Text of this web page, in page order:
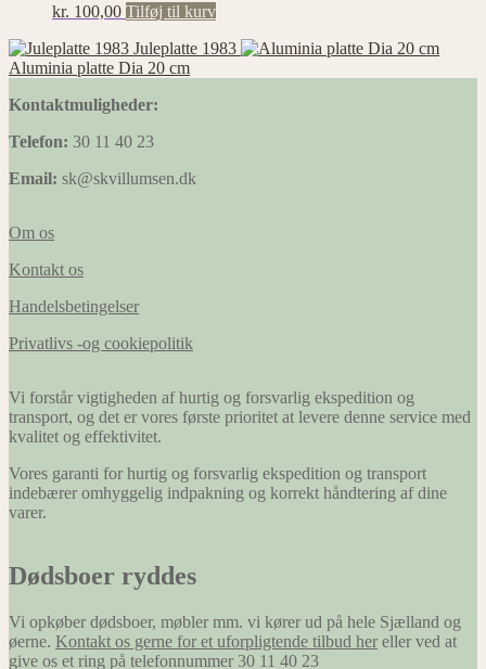
kr. 100,00 Tilføj til kurv
Juleplatte 1983
Aluminia platte Dia 20 cm
Kontaktmuligheder:
Telefon: 30 11 40 23
Email: sk@skvillumsen.dk
Om os
Kontakt os
Handelsbetingelser
Privatlivs -og cookiepolitik
Vi forstår vigtigheden af hurtig og forsvarlig ekspedition og
transport, og det er vores første prioritet at levere denne service med
kvalitet og effektivitet.
Vores garanti for hurtig og forsvarlig ekspedition og transport
indebærer omhyggelig indpakning og korrekt håndtering af dine
varer.
Dødsboer ryddes
Vi opkøber dødsboer, møbler mm. vi kører ud på hele Sjælland og
øerne. Kontakt os gerne for et uforpligtende tilbud her eller ved at
give os et ring på telefonnummer 30 11 40 23